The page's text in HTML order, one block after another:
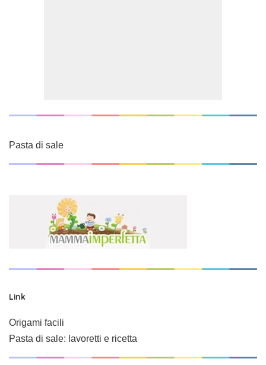
Pasta di sale
Link
Origami facili
Pasta di sale: lavoretti e ricetta